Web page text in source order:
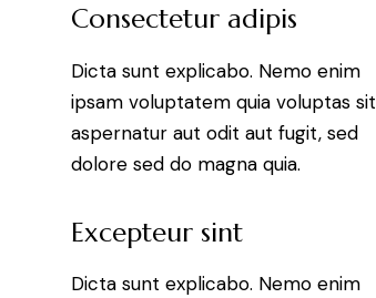
Consectetur adipis
Dicta sunt explicabo. Nemo enim
ipsam voluptatem quia voluptas sit
aspernatur aut odit aut fugit, sed
dolore sed do magna quia.
Excepteur sint
Dicta sunt explicabo. Nemo enim